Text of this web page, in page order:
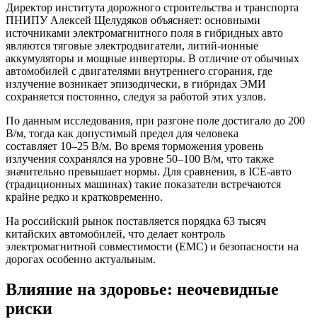
Директор института дорожного строительства и транспорта
ПНИПУ Алексей Щелудяков объясняет: основными
источниками электромагнитного поля в гибридных авто
являются тяговые электродвигатели, литий-ионные
аккумуляторы и мощные инверторы. В отличие от обычных
автомобилей с двигателями внутреннего сгорания, где
излучение возникает эпизодически, в гибридах ЭМИ
сохраняется постоянно, следуя за работой этих узлов.
По данным исследования, при разгоне поле достигало до 200
В/м, тогда как допустимый предел для человека
составляет 10–25 В/м. Во время торможения уровень
излучения сохранялся на уровне 50–100 В/м, что также
значительно превышает нормы. Для сравнения, в ICE-авто
(традиционных машинах) такие показатели встречаются
крайне редко и кратковременно.
На российский рынок поставляется порядка 63 тысяч
китайских автомобилей, что делает контроль
электромагнитной совместимости (EMC) и безопасности на
дорогах особенно актуальным.
Влияние на здоровье: неочевидные
риски